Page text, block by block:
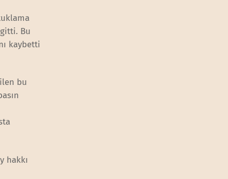
Bu
kaybetti
bu
hakkı